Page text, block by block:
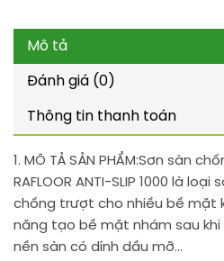
Mô tả
Đánh giá (0)
Thông tin thanh toán
1. MÔ TẢ SẢN PHẨM:Sơn sàn
RAFLOOR ANTI-SLIP 1000 là
chống trượt cho nhiều bề mặt
năng tạo bề mặt nhám sau khi
nền sàn có dính dầu mỡ…